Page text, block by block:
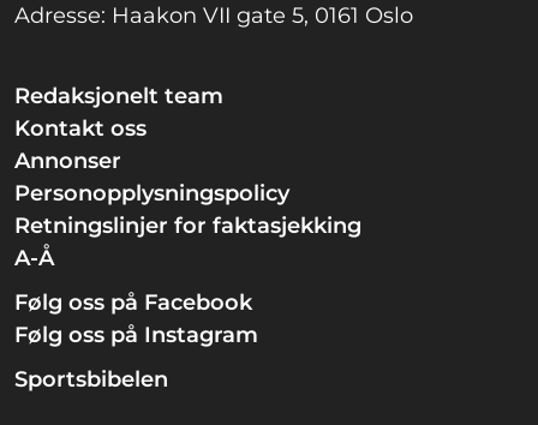
Adresse: Haakon VII gate 5, 0161 Oslo
Redaksjonelt team
Kontakt oss
Annonser
Personopplysningspolicy
Retningslinjer for faktasjekking
A-Å
Følg oss på Facebook
Følg oss på Instagram
Sportsbibelen